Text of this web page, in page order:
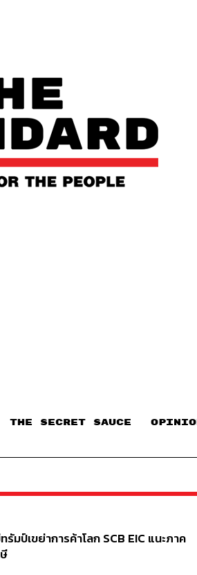
THE SECRET SAUCE​
รัมป์เขย่าการค้าโลก SCB EIC แนะภาค